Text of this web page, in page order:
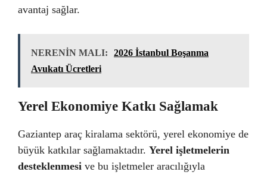
avantaj sağlar.
NERENİN MALI:
2026 İstanbul Boşanma
Avukatı Ücretleri
Yerel Ekonomiye Katkı Sağlamak
Gaziantep araç kiralama sektörü, yerel ekonomiye de
büyük katkılar sağlamaktadır. Yerel işletmelerin
desteklenmesi ve bu işletmeler aracılığıyla